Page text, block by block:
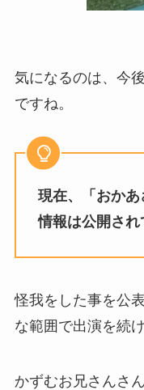
気になるのは、今
ですね。
現在、「おか
情報は公開され
怪我をした事を公
な範囲で出演を続
かずむお兄さんさ